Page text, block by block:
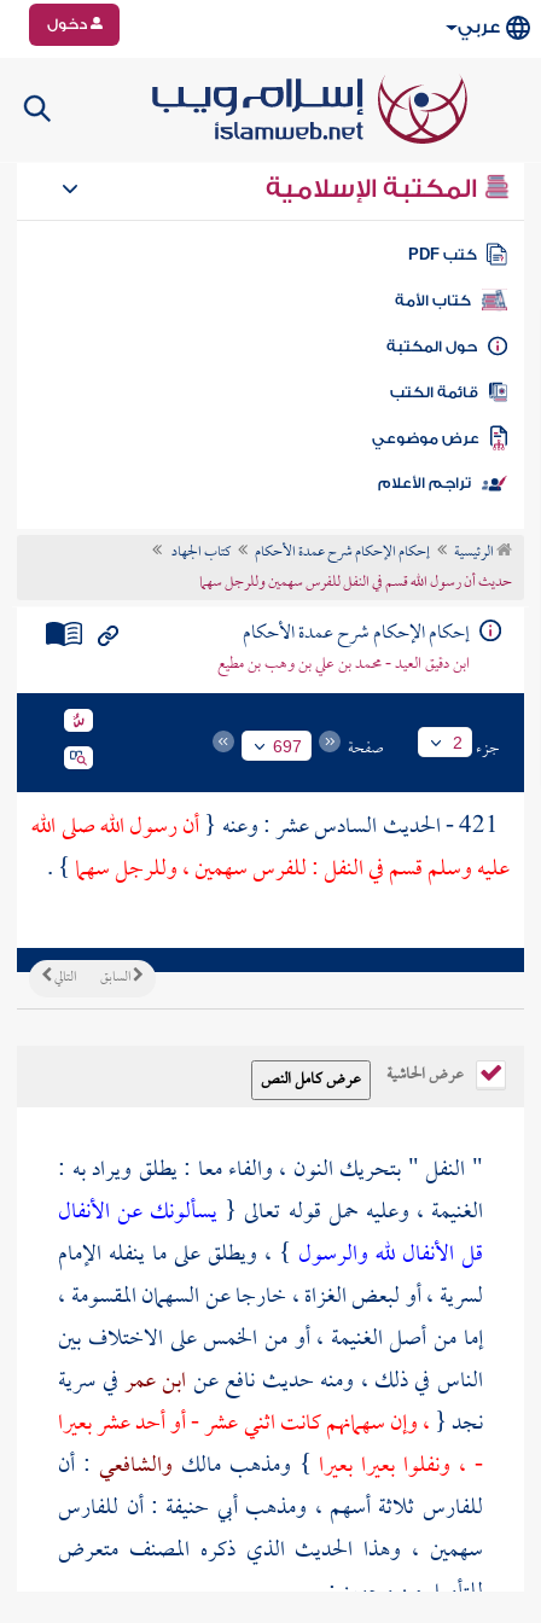
عربي دخول
المكتبة الإسلامية
كتب PDF
كتاب الأمة
المكتبة
الكتب
موضوعي
تراجم الأعلام
الرئيسية إحكام الإحكام شرح عمدة الأحكام
كتاب الجهاد
حديث أن رسول الله قسم في النفل للفرس سهمين وللرجل سهما
إحكام الإحكام شرح عمدة الأحكام
ابن دقيق العيد - محمد بن علي بن وهب بن مطيع
جزء 2 صفحة 697
أن رسول الله صلى الله
عليه وسلم قسم في النفل : للفرس سهمين ، وللرجل سهما} .
التالي السابق
عرض الحاشية
" النفل " بتحريك النون ، والفاء معا : يطلق ويراد به :
الغنيمة ، وعليه حمل قوله تعالى { يسألونك عن الأنفال
قل الأنفال لله والرسول } ، ويطلق على ما ينفله الإمام
لسرية ، أو لبعض الغزاة ، خارجا عن السهمان المقسومة ،
إما من أصل الغنيمة ، أو من الخمس على الاختلاف بين
الناس في ذلك ، ومنه حديثنافععنابن عمرفي سرية
نجد{، وإن سهمانهم كانت اثني عشر - أو أحد عشر بعيرا
- ، ونفلوا بعيرا بعيرا } ومذهبمالك والشافعي : أن
للفارس ثلاثة أسهم ، ومذهبأبي حنيفة : أن للفارس
سهمين ، وهذا الحديث الذي ذكره المصنف متعرض
للتأويل من وجهين :